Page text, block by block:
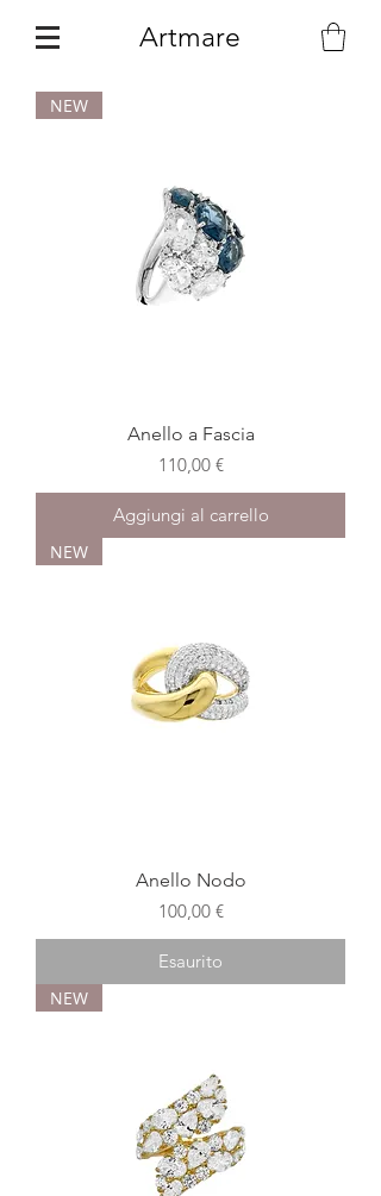
Artmare
NEW
Anello a Fascia
Prezzo
110,00 €
Aggiungi al carrello
NEW
Anello Nodo
Prezzo
100,00 €
Esaurito
NEW